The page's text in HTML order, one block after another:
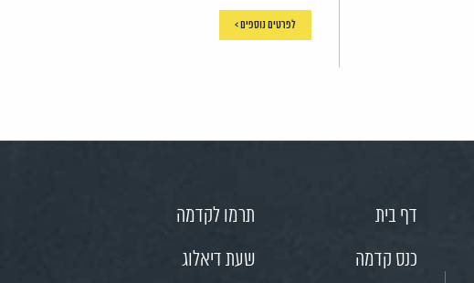
לפרטים נוספים >
דף בית
תרמו לקדמה
כנס קדמה
שעת דיאלוג